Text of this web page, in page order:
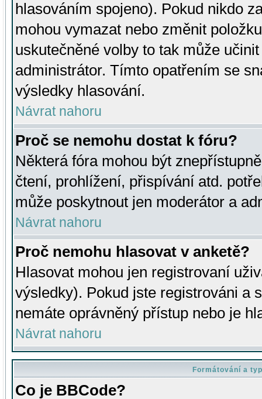
hlasováním spojeno). Pokud nikdo
mohou vymazat nebo změnit
uskutečněné volby to tak může
administrátor. Tímto opatřením se
výsledky hlasování.
Návrat nahoru
Proč se nemohu dostat k fóru?
Některá fóra mohou být
čtení, prohlížení, přispívání atd.
může poskytnout jen moderátor a
Návrat nahoru
Proč nemohu hlasovat v anketě?
Hlasovat mohou jen registrovaní
výsledky). Pokud jste registrováni a
nemáte oprávněný přístup nebo je
Návrat nahoru
Formátování a
Co je BBCode?